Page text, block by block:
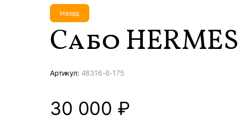
Назад
Сабо HERMES
Артикул: 48316-6-175
30 000 ₽